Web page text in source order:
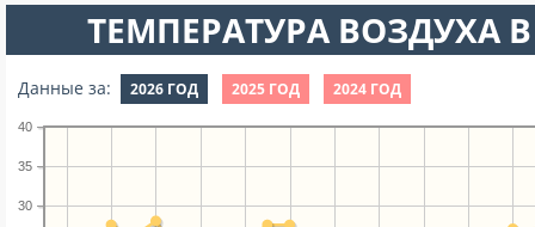
ТЕМПЕРАТУРА ВОЗДУХА
Данные за: 2026 ГОД 2025 ГОД 2024 ГОД
30
35
40